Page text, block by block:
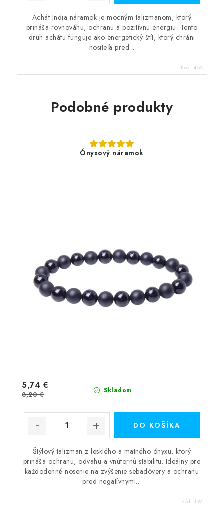
Achát India náramok je mocným talizmanom, ktorý
prináša rovnováhu, ochranu a pozitívnu energiu. Tento
druh achátu funguje ako energetický štít, ktorý chráni
nositeľa pred...
Kód: 476
Podobné produkty
Ónyxový náramok
Skladom
5,74 €
8,20 €
DO KOŠÍKA
Štýlový talizman z lesklého a matného ónyxu, ktorý
prináša ochranu, odvahu a vnútornú stabilitu. Ideálny pre
každodenné nosenie na zvýšenie sebadôvery a ochranu
pred negatívnymi...
Kód: 139